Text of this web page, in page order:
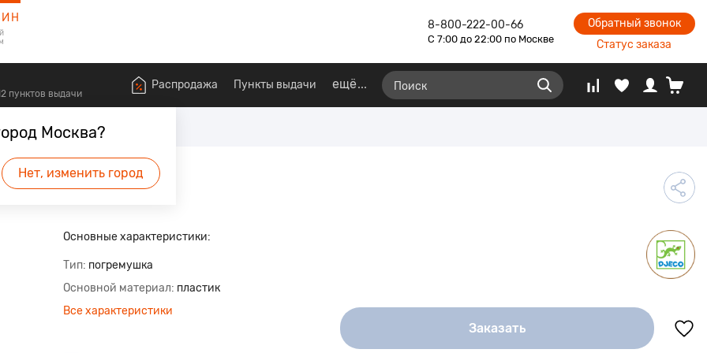
8-800-222-00-66
С 7:00 до 22:00 по Москве
Обратный звонок
Статус заказа
Москва?
Нет, изменить город
пунктов выдачи
Распродажа Пункты выдачи ещё
Погремушки
первым.
Основные характеристики:
Тип погремушка
Основной материал пластик
Все характеристики
Заказать